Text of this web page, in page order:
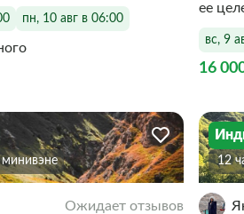
пн, 10 авг в 06:00
ее
вс, 9
16
минивэне
Ожидает отзывов
12